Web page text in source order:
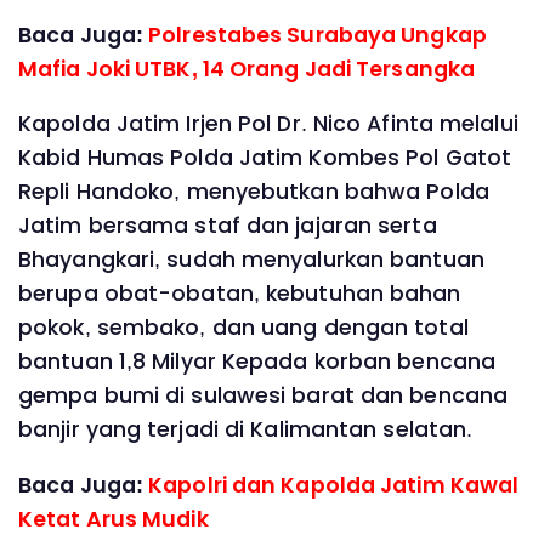
Baca Juga: Polrestabes Surabaya Ungkap
Mafia Joki UTBK, 14 Orang Jadi Tersangka
Kapolda Jatim Irjen Pol Dr. Nico Afinta melalui
Kabid Humas Polda Jatim Kombes Pol Gatot
Repli Handoko, menyebutkan bahwa Polda
Jatim bersama staf dan jajaran serta
Bhayangkari, sudah menyalurkan bantuan
berupa obat-obatan, kebutuhan bahan
pokok, sembako, dan uang dengan total
bantuan 1,8 Milyar Kepada korban bencana
gempa bumi di sulawesi barat dan bencana
banjir yang terjadi di Kalimantan selatan.
Baca Juga: Kapolri dan Kapolda Jatim Kawal
Ketat Arus Mudik